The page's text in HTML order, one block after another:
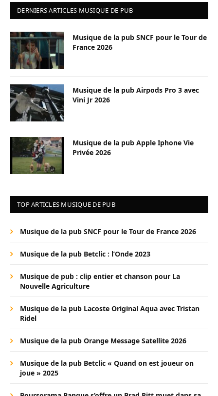
DERNIERS ARTICLES MUSIQUE DE PUB
Musique de la pub SNCF pour le Tour de
France 2026
Musique de la pub Airpods Pro 3 avec
Vini Jr 2026
Musique de la pub Apple Iphone Vie
Privée 2026
TOP ARTICLES MUSIQUE DE PUB
Musique de la pub SNCF pour le Tour de France 2026
Musique de la pub Betclic : l’Onde 2023
Musique de pub : clip entier et chanson pour La
Nouvelle Agriculture
Musique de la pub Lacoste Original Aqua avec Tristan
Ridel
Musique de la pub Orange Message Satellite 2026
Musique de la pub Betclic « Quand on est joueur on
joue » 2025